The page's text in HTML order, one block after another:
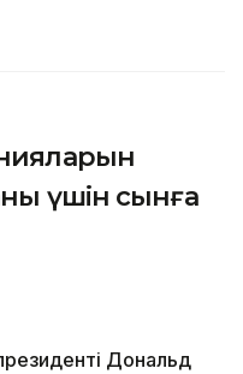
үшін сынға
Дональд